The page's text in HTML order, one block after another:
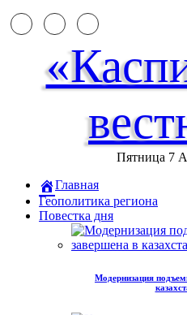
Пятница 7
Главная
Геополитика региона
Повестка дня
Модернизация